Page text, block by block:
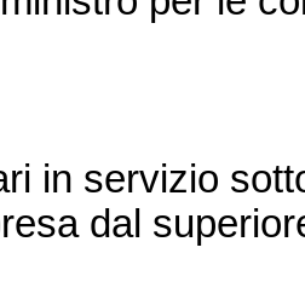
in servizio
dal